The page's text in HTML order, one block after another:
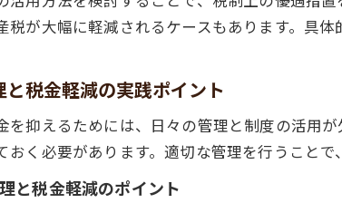
税が大幅に軽減されるケースもあります。具
と税金軽減の実践ポイント
を抑えるためには、日々の管理と制度の活用
おく必要があります。適切な管理を行うことで
と税金軽減のポイント